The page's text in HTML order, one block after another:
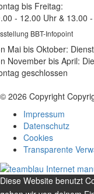
bis Freitag:
- 12.00 Uhr & 13.00
BBT-Infopoint
Mai bis Oktober:
November bis April:
geschlossen
© 2026 Copyright
Impressum
Datenschutz
Cookies
Transparente
Diese Website benutzt